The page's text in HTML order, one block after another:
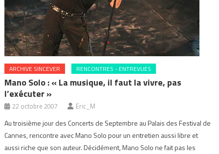
ARCHIVE SINCEVER RENCONTRES - ENTREVUES
Mano Solo : « La musique, il faut la vivre, pas
l’exécuter »
22 octobre 2007 Eric_M
Au troisième jour des Concerts de Septembre au Palais des Festival de
Cannes, rencontre avec Mano Solo pour un entretien aussi libre et
aussi riche que son auteur. Décidément, Mano Solo ne fait pas les